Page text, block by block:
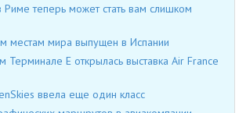
теперь может стать вам слишком
местам мира выпущен в Испании
Терминале Е открылась выставка Air France
ввела еще один класс